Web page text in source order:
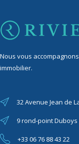
Nous vous
immobilier.
32 Avenue Jean de
9 rond-point Duboys
+33 06 76 88 43 22